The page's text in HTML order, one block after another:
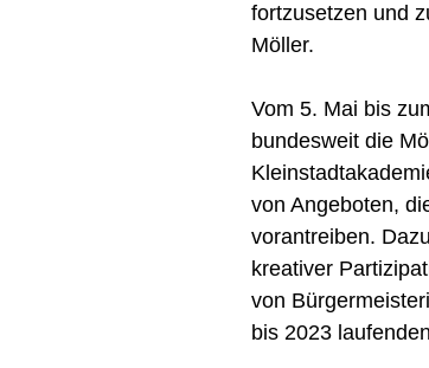
fortzusetzen und
Möller.
Vom 5. Mai bis
bundesweit die
von Angeboten,
vorantreiben.
kreativer
von
bis 2023